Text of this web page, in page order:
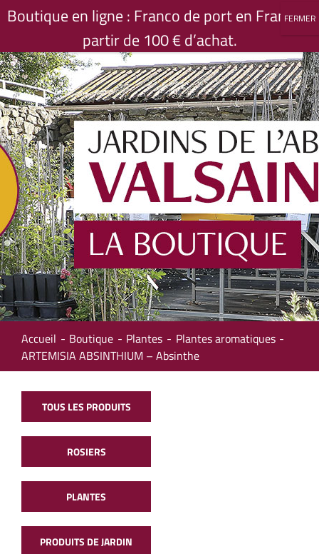
Passer
contenu
Accueil Boutique Plantes
Plantes aromatiques
ARTEMISIA ABSINTHIUM – Absinthe
TOUS LES PRODUITS
ROSIERS
PLANTES
PRODUITS DE JARDIN
Boutique en ligne : Franco de port en France à
partir de 100 € d’achat.